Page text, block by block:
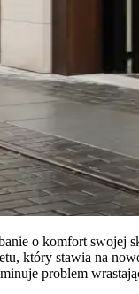
o komfort swojej
który stawia na
problem